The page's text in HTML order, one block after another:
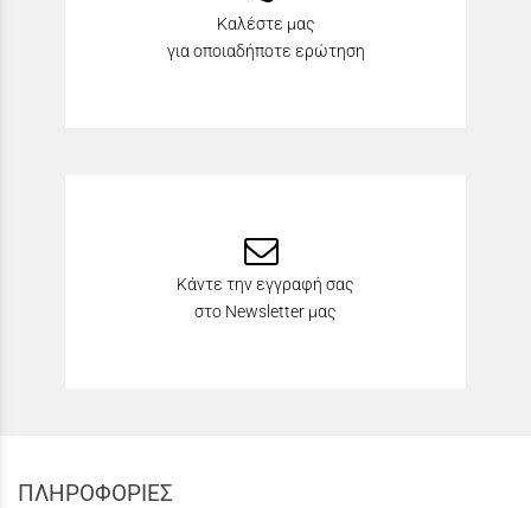
Καλέστε μας
για οποιαδήποτε ερώτηση
Κάντε την εγγραφή σας
στο Newsletter μας
ΠΛΗΡΟΦΟΡΙΕΣ